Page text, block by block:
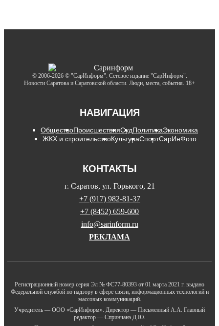
© 2006-2026 © "СарИнформ". Сетевое издание "СарИнформ".
Новости Саратова и Саратовской области. Люди, места, события. 18+
НАВИГАЦИЯ
ОбществоПроисшествияСудПолитикаЭкономика
ЖКХ и строительствоКультураСпортСарИнФото
КОНТАКТЫ
г. Саратов, ул. Горького, 21
+7 (917) 982-81-37
+7 (8452) 659-600
info@sarinform.ru
РЕКЛАМА
Регистрационный номер серия Эл № ФС77-80393 от 01 марта 2021 г. выдано
Федеральной службой по надзору в сфере связи, информационных технологий и
массовых коммуникаций.
Учредитель — ООО «СарИнформ». Директор — Письменный А.А. Главный
редактор — Спринчанэ Д.Ю.